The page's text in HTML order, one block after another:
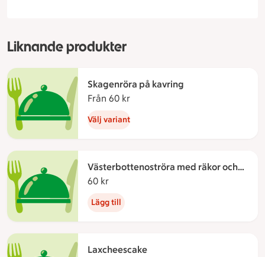
Liknande produkter
Skagenröra på kavring
Från 60 kr
Välj variant
Västerbottenoströra med räkor och
lättsaltade chips
60 kr
Lägg till
Laxcheescake